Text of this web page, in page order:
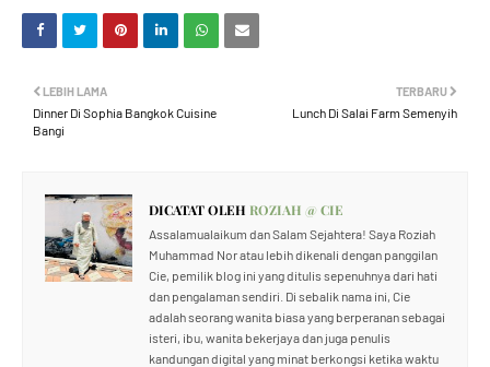
TERBARU
Lunch Di Salai Farm Semenyih
LEBIH LAMA
Dinner Di Sophia Bangkok Cuisine
Bangi
DICATAT OLEH ROZIAH @ CIE
Assalamualaikum dan Salam Sejahtera! Saya Roziah
Muhammad Nor atau lebih dikenali dengan panggilan
Cie, pemilik blog ini yang ditulis sepenuhnya dari hati
dan pengalaman sendiri. Di sebalik nama ini, Cie
adalah seorang wanita biasa yang berperanan sebagai
isteri, ibu, wanita bekerjaya dan juga penulis
kandungan digital yang minat berkongsi ketika waktu